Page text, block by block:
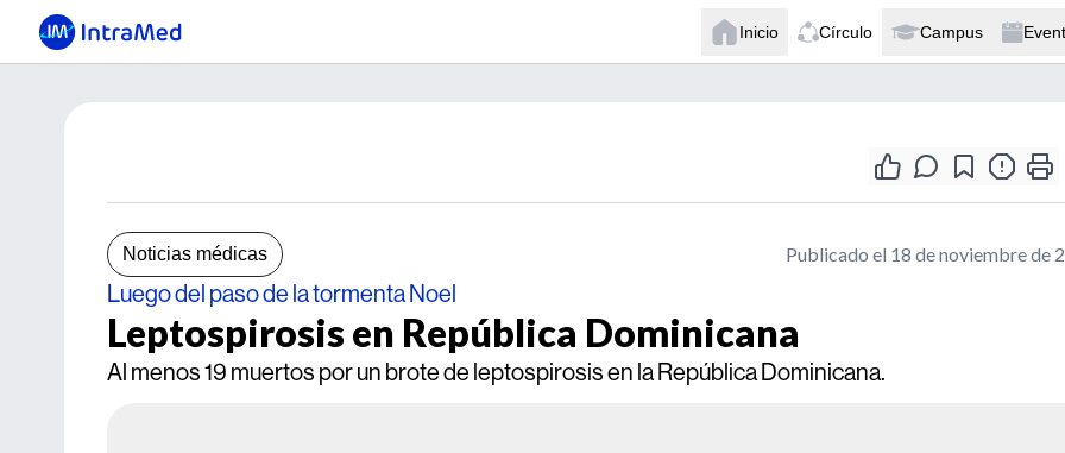
Inicio Círculo Campus
Noticias médicas Publicado el 18 de noviembre de
Luego del paso de la tormenta Noel
Leptospirosis en República Dominicana
Al menos 19 muertos por un brote de leptospirosis en la República Dominicana.